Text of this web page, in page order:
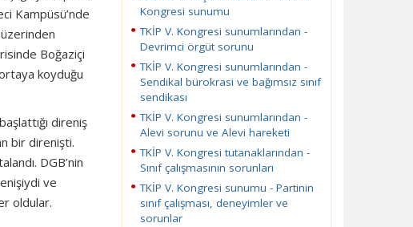
Kampüsü’nde
Boğaziçi
koyduğu
direniş
bir direnişti.
DGB’nin
ve
oldular.
Kongresi sunumu
TKİP V. Kongresi sunumlarından -
Devrimci örgüt sorunu
TKİP V. Kongresi sunumlarından -
Sendikal bürokrasi ve bağımsız sınıf
sendikası
TKİP V. Kongresi sunumlarından -
Alevi sorunu ve Alevi hareketi
TKİP V. Kongresi tutanaklarından -
Sınıf çalışmasının sorunları
TKİP V. Kongresi sunumu - Partinin
sınıf çalışması, deneyimler ve
sorunlar